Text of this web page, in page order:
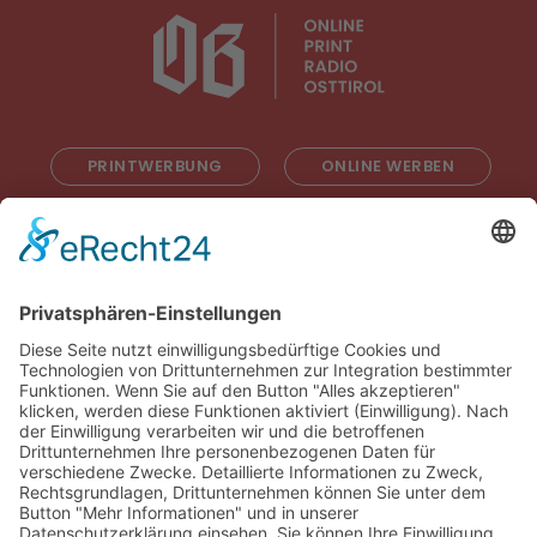
PRINTWERBUNG ONLINE WERBEN